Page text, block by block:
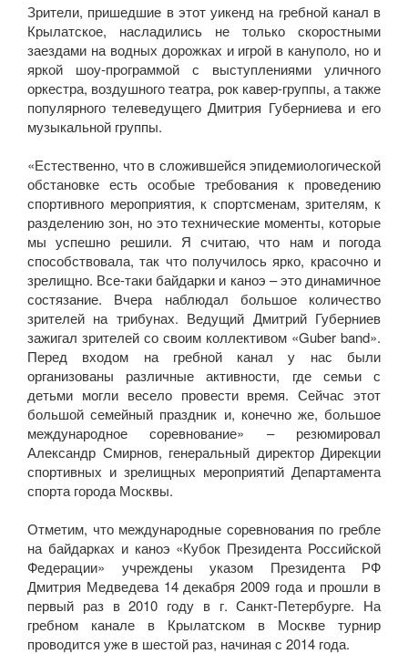
Зрители, пришедшие в этот уикенд на гребной канал в
Крылатское, насладились не только скоростными
заездами на водных дорожках и игрой в кануполо, но и
яркой шоу-программой с выступлениями уличного
оркестра, воздушного театра, рок кавер-группы, а также
популярного телеведущего Дмитрия Губерниева и его
музыкальной группы.
«Естественно, что в сложившейся эпидемиологической
обстановке есть особые требования к проведению
спортивного мероприятия, к спортсменам, зрителям, к
разделению зон, но это технические моменты, которые
мы успешно решили. Я считаю, что нам и погода
способствовала, так что получилось ярко, красочно и
зрелищно. Все-таки байдарки и каноэ – это динамичное
состязание. Вчера наблюдал большое количество
зрителей на трибунах. Ведущий Дмитрий Губерниев
зажигал зрителей со своим коллективом «Guber band».
Перед входом на гребной канал у нас были
организованы различные активности, где семьи с
детьми могли весело провести время. Сейчас этот
большой семейный праздник и, конечно же, большое
международное соревнование» – резюмировал
Александр Смирнов, генеральный директор Дирекции
спортивных и зрелищных мероприятий Департамента
спорта города Москвы.
Отметим, что международные соревнования по гребле
на байдарках и каноэ «Кубок Президента Российской
Федерации» учреждены указом Президента РФ
Дмитрия Медведева 14 декабря 2009 года и прошли в
первый раз в 2010 году в г. Санкт-Петербурге. На
гребном канале в Крылатском в Москве турнир
проводится уже в шестой раз, начиная с 2014 года.